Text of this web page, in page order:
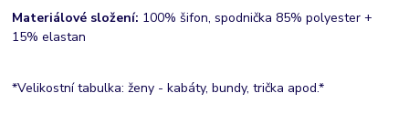
Materiálové složení: 100% šifon, spodnička 85% polyester +
15% elastan
*Velikostní tabulka: ženy - kabáty, bundy, trička apod.*